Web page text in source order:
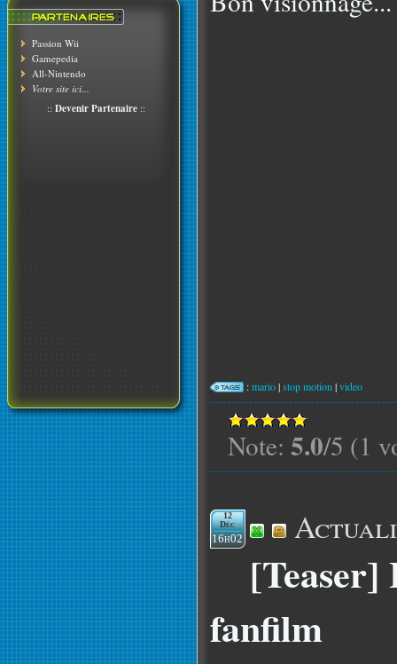
Passion Wii
Gamepedia
All-Nintendo
Votre site ici...
:: Devenir Partenaire ::
:mario|stop motion |video
Note: 5.0/5 (1
12
Déc
16h02
fanfilm